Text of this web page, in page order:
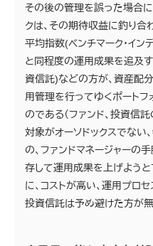
その後の管理を誤った場合
クは、その期待収益に釣り合
平均指数(ベンチマーク・イ
と同程度の運用成果を追及
資信託)などの方が、資産配
用管理を行ってゆくポートフ
のである（ファンド、投資信
対象がオーソドックスでない
の、ファンドマネージャー
存して運用成果を上げようと
に、コストが高い、運用プロ
投資信託は予め避けた方が無